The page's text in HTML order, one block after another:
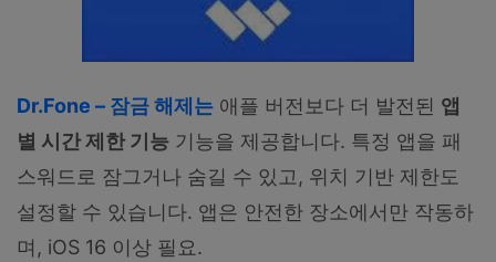
Dr.Fone – 잠금 해제는 애플 버전보다 더 발전된 앱
별 시간 제한 기능 기능을 제공합니다. 특정 앱을 패
스워드로 잠그거나 숨길 수 있고, 위치 기반 제한도
설정할 수 있습니다. 앱은 안전한 장소에서만 작동하
며, iOS 16 이상 필요.